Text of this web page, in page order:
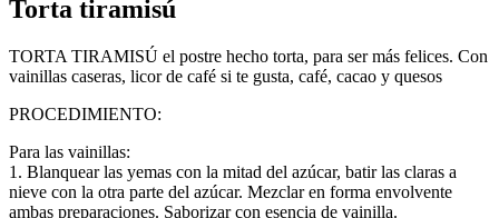
Torta tiramisú
TORTA TIRAMISÚ el postre hecho torta, para ser más felices. Con
vainillas caseras, licor de café si te gusta, café, cacao y quesos
PROCEDIMIENTO:
Para las vainillas:
1. Blanquear las yemas con la mitad del azúcar, batir las claras a
nieve con la otra parte del azúcar. Mezclar en forma envolvente
ambas preparaciones. Saborizar con esencia de vainilla.